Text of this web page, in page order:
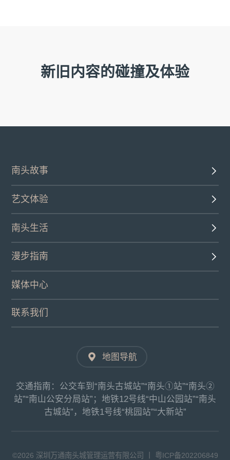
新旧内容的碰撞及体验
南头故事
艺文体验
南头生活
漫步指南
媒体中心
联系我们
地图导航
交通指南：公交车到“南头古城站”“南头①站”“南头②
站”“南山公安分局站”；地铁12号线“中山公园站”“南头
古城站”，地铁1号线“桃园站”“大新站”
©2026 深圳万通南头城管理运营有限公司 丨 粤ICP备202206849